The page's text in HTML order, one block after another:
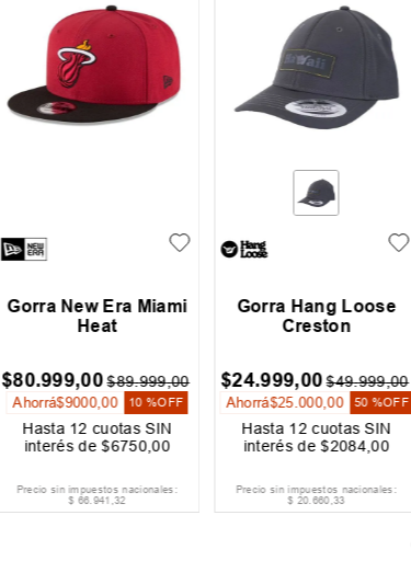
Gorra New Era Miami
Heat
$80.999,00 $89.999,00
Ahorrá$9000,00 10 %OFF
Hasta 12 cuotas SIN
interés de$6750,00
Precio sin impuestos nacionales:
$ 66.941 ,32
Gorra Hang Loose
Creston
$24.999,00 $49.999,00
Ahorrá$25.000,00 50 %OFF
Hasta 12 cuotas SIN
interés de$2084,00
Precio sin impuestos nacionales:
$ 20.660,33